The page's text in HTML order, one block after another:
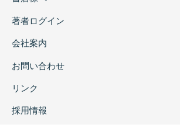
著者ログイン
会社案内
お問い合わせ
リンク
採用情報